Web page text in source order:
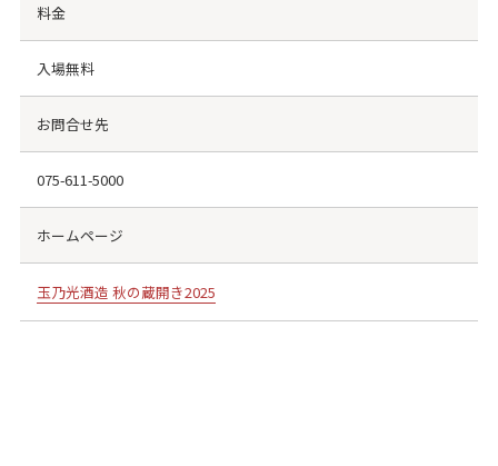
料金
入場無料
お問合せ先
075-611-5000
ホームページ
玉乃光酒造 秋の蔵開き2025